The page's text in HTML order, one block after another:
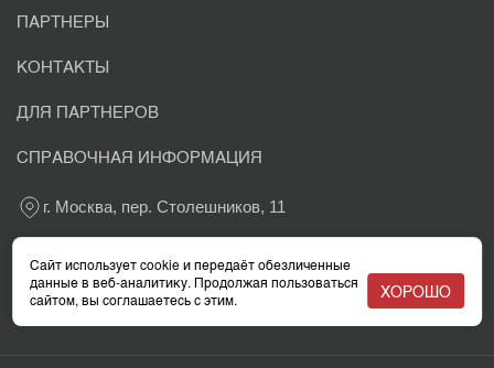
ПАРТНЕРЫ
КОНТАКТЫ
ДЛЯ ПАРТНЕРОВ
СПРАВОЧНАЯ ИНФОРМАЦИЯ
г. Москва, пер. Столешников, 11
info@eacaudit.ru
Сайт использует cookie и передаёт обезличенные
данные в веб-аналитику. Продолжая пользоваться
сайтом, вы соглашаетесь с этим.
ХОРОШО